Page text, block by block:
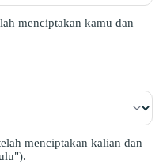
menciptakan kamu dan
menciptakan kalian dan